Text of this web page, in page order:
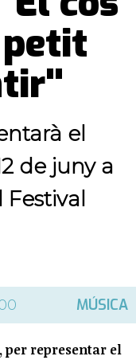
el
de juny a
MÚSICA
per representar el